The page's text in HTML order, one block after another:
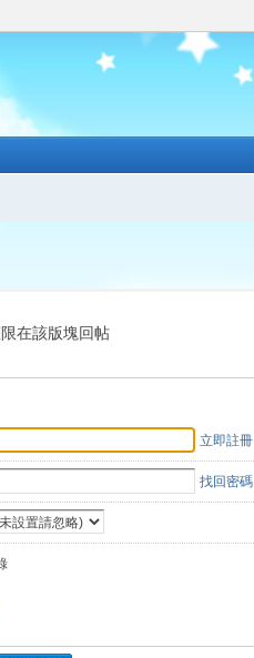
在該版塊回帖
立即註冊
找回密碼